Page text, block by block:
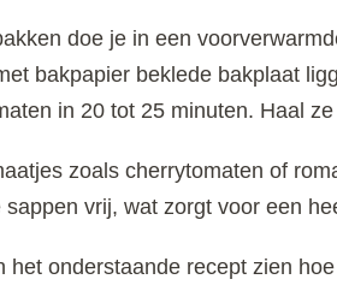
doe je in een
bakpapier beklede bakplaat
in 20 tot 25 minuten. Haal
zoals cherrytomaten of
sappen vrij, wat zorgt voor een
het onderstaande recept zien